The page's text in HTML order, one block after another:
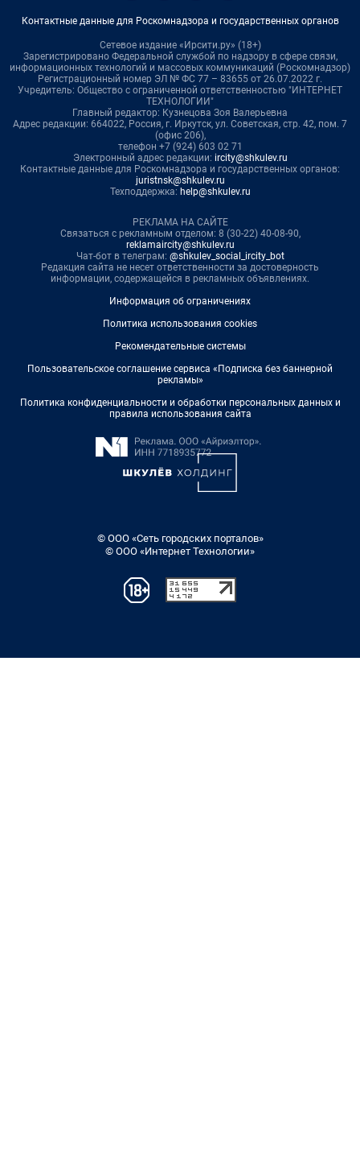
Контактные данные для Роскомнадзора и государственных органов
Сетевое издание «Ирсити.ру» (18+)
Зарегистрировано Федеральной службой по надзору в сфере связи,
информационных технологий и массовых коммуникаций (Роскомнадзор)
Регистрационный номер ЭЛ № ФС 77 – 83655 от 26.07.2022 г.
Учредитель: Общество с ограниченной ответственностью "ИНТЕРНЕТ
ТЕХНОЛОГИИ"
Главный редактор: Кузнецова Зоя Валерьевна
Адрес редакции: 664022, Россия, г. Иркутск, ул. Советская, стр. 42, пом. 7
(офис 206),
телефон +7 (924) 603 02 71
Электронный адрес редакции: ircity@shkulev.ru
Контактные данные для Роскомнадзора и государственных органов:
juristnsk@shkulev.ru
Техподдержка: help@shkulev.ru
РЕКЛАМА НА САЙТЕ
Связаться с рекламным отделом: 8 (30-22) 40-08-90,
reklamaircity@shkulev.ru
Чат-бот в телеграм: @shkulev_social_ircity_bot
Редакция сайта не несет ответственности за достоверность
информации, содержащейся в рекламных объявлениях.
Информация об ограничениях
Политика использования cookies
Рекомендательные системы
Пользовательское соглашение сервиса «Подписка без баннерной
рекламы»
Политика конфиденциальности и обработки персональных данных и
правила использования сайта
© ООО «Сеть городских порталов»
© ООО «Интернет Технологии»